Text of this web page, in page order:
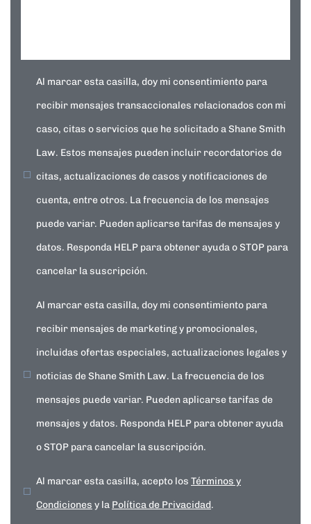
Al marcar esta casilla, doy mi consentimiento para
recibir mensajes transaccionales relacionados con mi
caso, citas o servicios que he solicitado a Shane Smith
Law. Estos mensajes pueden incluir recordatorios de
citas, actualizaciones de casos y notificaciones de
cuenta, entre otros. La frecuencia de los mensajes
puede variar. Pueden aplicarse tarifas de mensajes y
datos. Responda HELP para obtener ayuda o STOP para
cancelar la suscripción.
Al marcar esta casilla, doy mi consentimiento para
recibir mensajes de marketing y promocionales,
incluidas ofertas especiales, actualizaciones legales y
noticias de Shane Smith Law. La frecuencia de los
mensajes puede variar. Pueden aplicarse tarifas de
mensajes y datos. Responda HELP para obtener ayuda
o STOP para cancelar la suscripción.
Al marcar esta casilla, acepto los Términos y
Condiciones y la Política de Privacidad.